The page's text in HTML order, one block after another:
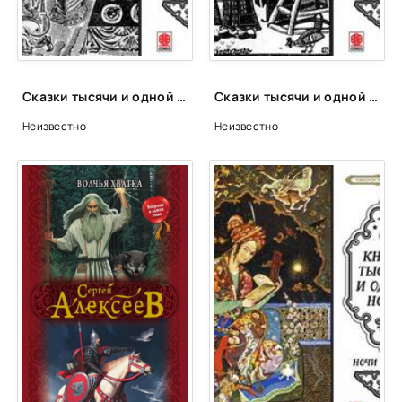
Сказки тысячи и одной ночи. Ночи 561-611
Неизвестно
Сказки тысячи и одной ночи. Ночи 663-713
Неизвестно